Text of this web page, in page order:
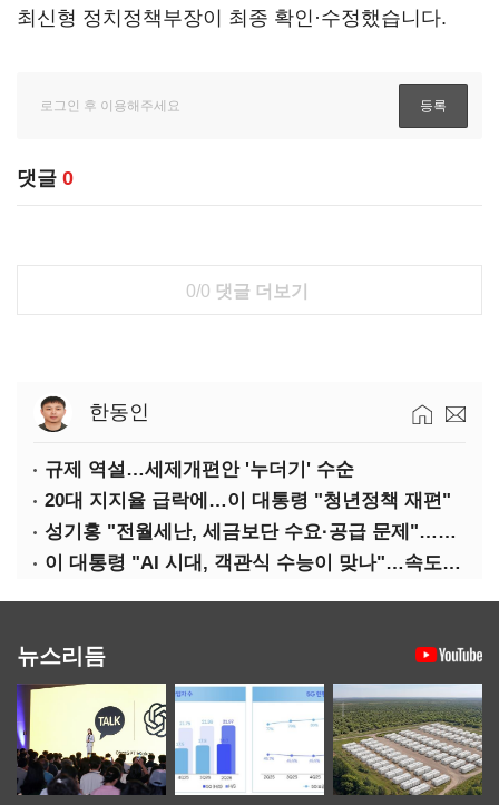
최신형 정치정책부장이 최종 확인·수정했습니다.
댓글 0
0/0 댓글 더보기
한동인
규제 역설…세제개편안 '누더기' 수순
20대 지지율 급락에…이 대통령 "청년정책 재편"
성기홍 "전월세난, 세금보단 수요·공급 문제"…닥공 시사
이 대통령 "AI 시대, 객관식 수능이 맞나"…속도전 '경계'
뉴스리듬